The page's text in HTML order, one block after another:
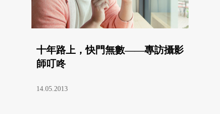
十年路上，快門無數——專訪攝影
師叮咚
14.05.2013